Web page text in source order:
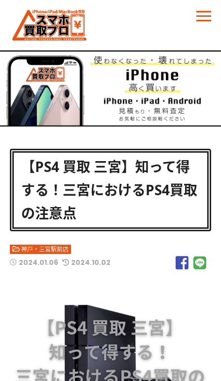
【PS4 買取 三宮】知って得
する！三宮におけるPS4買取
の注意点
神戸・三宮駅前店
2024.01.06 2024.10.02